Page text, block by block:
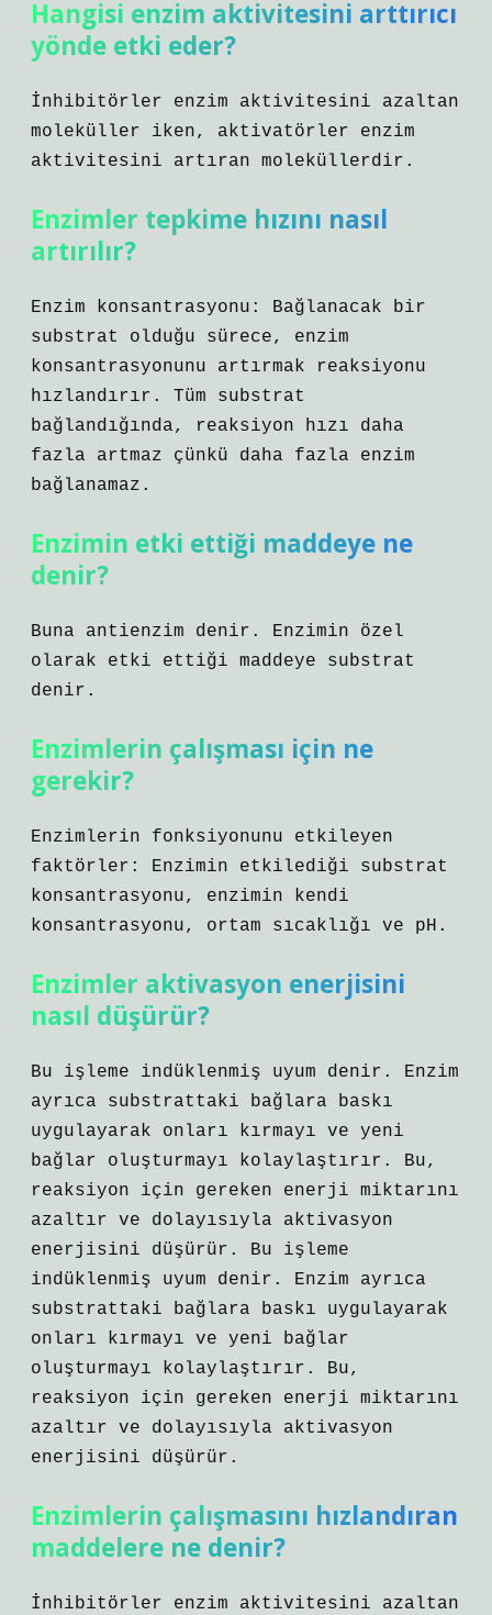
Hangisi enzim aktivitesini arttırıcı
yönde etki eder?
İnhibitörler enzim aktivitesini azaltan
moleküller iken, aktivatörler enzim
aktivitesini artıran moleküllerdir.
Enzimler tepkime hızını nasıl
artırılır?
Enzim konsantrasyonu: Bağlanacak bir
substrat olduğu sürece, enzim
konsantrasyonunu artırmak reaksiyonu
hızlandırır. Tüm substrat
bağlandığında, reaksiyon hızı daha
fazla artmaz çünkü daha fazla enzim
bağlanamaz.
Enzimin etki ettiği maddeye ne
denir?
Buna antienzim denir. Enzimin özel
olarak etki ettiği maddeye substrat
denir.
Enzimlerin çalışması için ne
gerekir?
Enzimlerin fonksiyonunu etkileyen
faktörler: Enzimin etkilediği substrat
konsantrasyonu, enzimin kendi
konsantrasyonu, ortam sıcaklığı ve pH.
Enzimler aktivasyon enerjisini
nasıl düşürür?
Bu işleme indüklenmiş uyum denir. Enzim
ayrıca substrattaki bağlara baskı
uygulayarak onları kırmayı ve yeni
bağlar oluşturmayı kolaylaştırır. Bu,
reaksiyon için gereken enerji miktarını
azaltır ve dolayısıyla aktivasyon
enerjisini düşürür. Bu işleme
indüklenmiş uyum denir. Enzim ayrıca
substrattaki bağlara baskı uygulayarak
onları kırmayı ve yeni bağlar
oluşturmayı kolaylaştırır. Bu,
reaksiyon için gereken enerji miktarını
azaltır ve dolayısıyla aktivasyon
enerjisini düşürür.
Enzimlerin çalışmasını hızlandıran
maddelere ne denir?
İnhibitörler enzim aktivitesini azaltan